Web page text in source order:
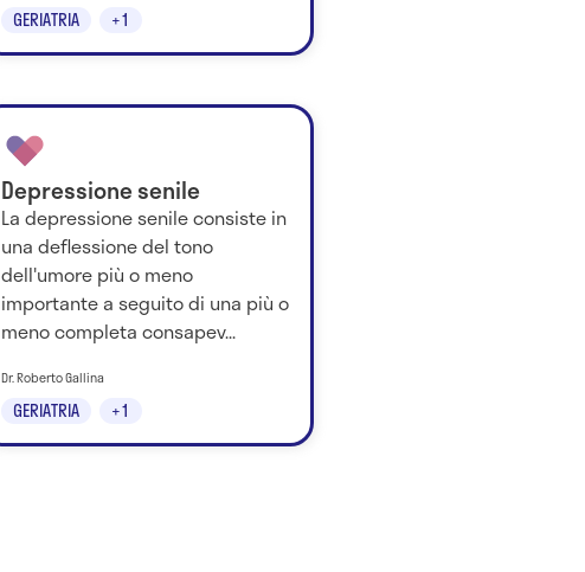
GERIATRIA +1
Depressione senile
La depressione senile consiste in
una deflessione del tono
dell'umore più o meno
importante a seguito di una più o
meno completa consapev...
GERIATRIA +1
Dr. Roberto Gallina